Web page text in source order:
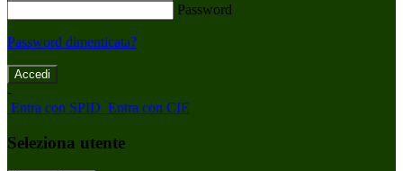
Password
Password dimenticata?
-
Entra con SPID Entra con CIE
Seleziona utente